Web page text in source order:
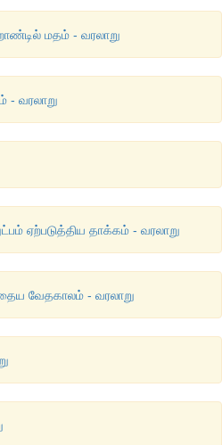
மதம் - வரலாறு
- வரலாறு
ஏற்படுத்திய தாக்கம் - வரலாறு
வேதகாலம் - வரலாறு